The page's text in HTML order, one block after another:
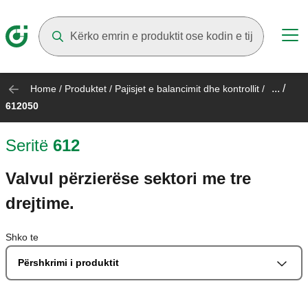
Home / Produktet / Pajisjet e balancimit dhe kontrollit / ... /
612050
Seritë 612
Valvul përzierëse sektori me tre
drejtime.
Shko te
Përshkrimi i produktit